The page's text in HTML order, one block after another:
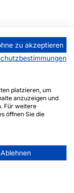
zu akzeptieren
platzieren, um
anzuzeigen und
Für weitere
öffnen Sie die
Ablehnen